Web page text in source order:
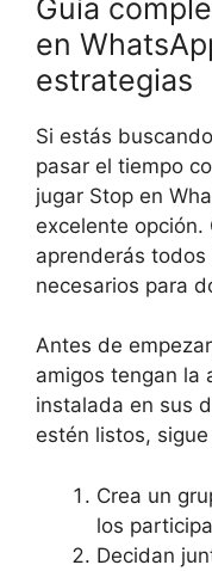
Guía
en
estrategias
Si estás
pasar el tiempo
jugar Stop en
excelente opción.
aprenderás todos
necesarios para
Antes de
amigos tengan la
instalada en sus
estén listos,
Crea un
los
Decidan